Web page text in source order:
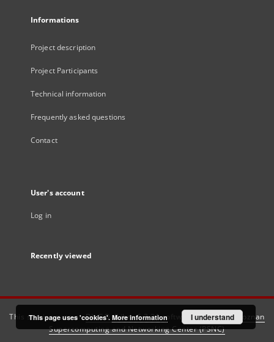
Informations
Project description
Project Participants
Technical information
Frequently asked questions
Contact
User's account
Log in
Recently viewed
This service runs onDInGO dLibra 6.3.21software created by
Poznan
Supercomputing and Networking Center (PSNC)
This page uses 'cookies'. More information I understand